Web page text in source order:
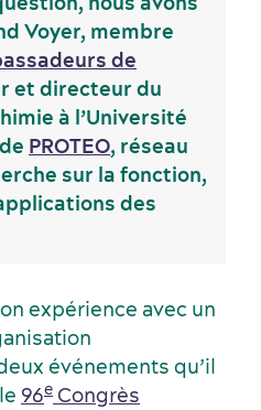
Voyer, membre
de
et directeur du
à l’Université
PROTEO, réseau
sur la fonction,
des
expérience avec un
événements qu’il
96e Congrès